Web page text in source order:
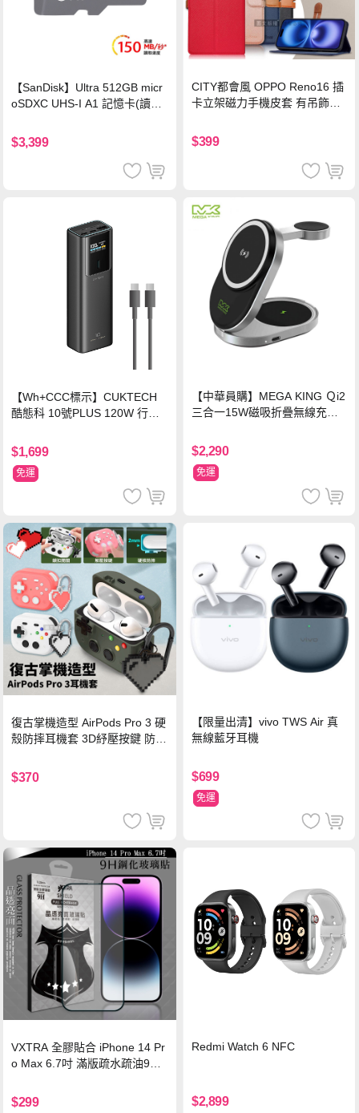
【SanDisk】Ultra 512GB micr
oSDXC UHS-I A1 記憶卡(讀取
$3,399
CITY都會風 OPPO Reno16 插
卡立架磁力手機皮套 有吊飾孔
$399
【Wh+CCC標示】CUKTECH
酷態科 10號PLUS 120W 行動
色
$1,699
免運
【中華員購】MEGA KING Ｑi2
三合一15W磁吸折疊無線充電
$2,290
免運
復古掌機造型 AirPods Pro 3 硬
殼防摔耳機套 3D紓壓按鍵 防開
$370
【限量出清】vivo TWS Air 真
無線藍牙耳機
$699
免運
VXTRA 全膠貼合 iPhone 14 Pr
o Max 6.7吋 滿版疏水疏油9H
$299
Redmi Watch 6 NFC
$2,899